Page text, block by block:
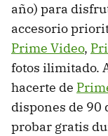
año) para
accesorio
Prime Video,
fotos ilimitado.
hacerte de
dispones de 90
probar gratis